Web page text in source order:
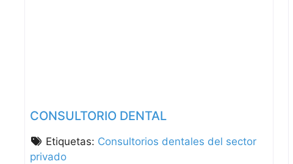
CONSULTORIO DENTAL
Etiquetas: Consultorios dentales del sector
privado